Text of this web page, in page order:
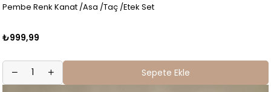
Pembe Renk Kanat /Asa /Taç /Etek Set
₺999,99
Sepete Ekle